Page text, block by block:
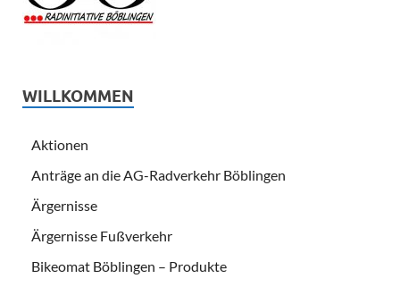
WILLKOMMEN
Aktionen
Anträge an die AG-Radverkehr Böblingen
Ärgernisse
Ärgernisse Fußverkehr
Bikeomat Böblingen – Produkte